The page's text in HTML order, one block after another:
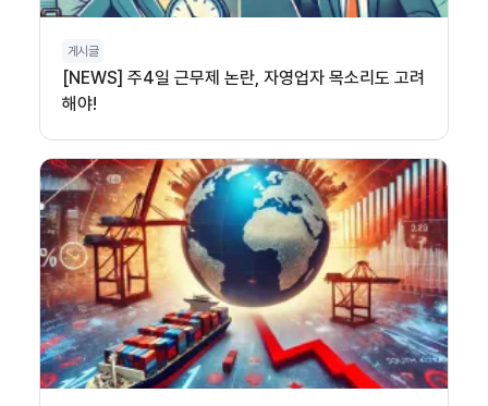
게시글
[NEWS] 주4일 근무제 논란, 자영업자 목소리도 고려
해야!